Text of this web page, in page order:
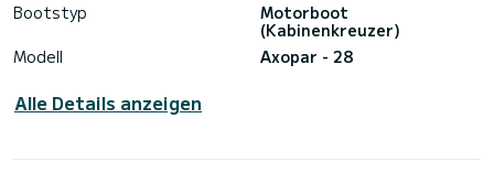
Bootstyp
Motorboot
(Kabinenkreuzer)
Modell
Axopar - 28
Alle Details anzeigen